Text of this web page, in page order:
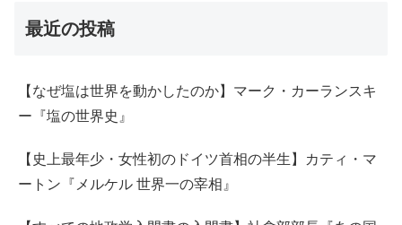
最近の投稿
【なぜ塩は世界を動かしたのか】マーク・カーランスキ
ー『塩の世界史』
【史上最年少・女性初のドイツ首相の半生】カティ・マ
ートン『メルケル 世界一の宰相』